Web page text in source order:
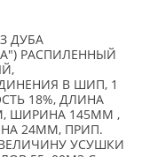
ДУБА
РАСПИЛЕННЫЙ
В ШИП, 1
18%, ДЛИНА
ШИРИНА 145ММ ,
24ММ, ПРИП.
УСУШКИ